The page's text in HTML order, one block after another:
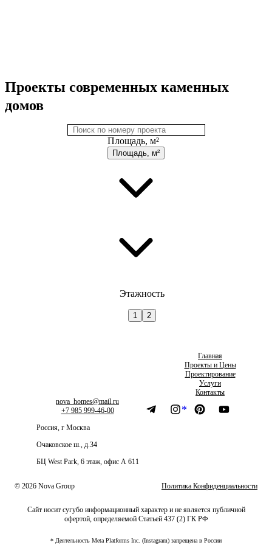
Проекты современных каменных
домов
Площадь, м²
Площадь, м²
Этажность
1 2
Главная
Проекты и Цены
Проектирование
Услуги
Контакты
nova_homes@mail.ru
+7 985 999-46-00
Россия, г Москва
Очаковское ш., д.34
БЦ West Park, 6 этаж, офис А 611
*
© 2026 Nova Group Политика Конфиденциальности
Сайт носит сугубо информационный характер и не является публичной
офертой, определяемой Статьей 437 (2) ГК РФ
* Деятельность Meta Platforms Inc. (Instagram) запрещена в России